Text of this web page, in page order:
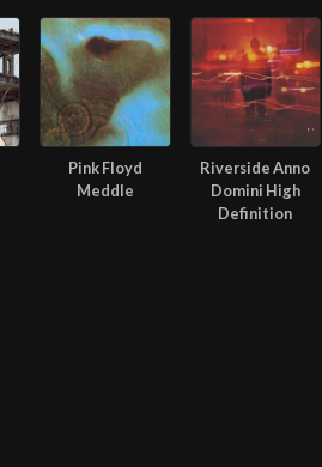
Pink Floyd
Meddle
Riverside Anno
Domini High
Definition